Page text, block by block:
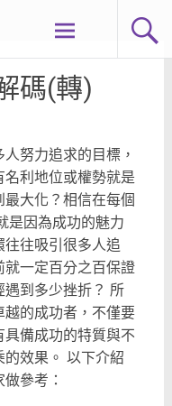
碼(轉)
努力追求的目標，
利地位或權勢就是
大化？相信在每個
是因為成功的魅力
往往吸引很多人追
一定百分之百保證
遇到多少挫折？ 所
的成功者，不僅要
備成功的特質與不
的效果。 以下介紹
參考：